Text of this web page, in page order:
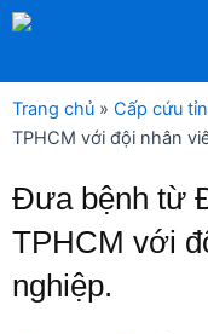
Nhảy
dung
Trang chủ » Cấp cứu
TPHCM với đội nhân
Đưa bệnh từ
TPHCM với
nghiệp.